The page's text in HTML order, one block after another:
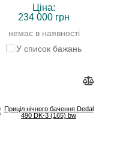
Ціна:
234 000 грн
немає в наявності
У список бажань